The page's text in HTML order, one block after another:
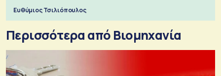
Ευθύμιος Τσιλιόπουλος
Περισσότερα από Βιομηχανία